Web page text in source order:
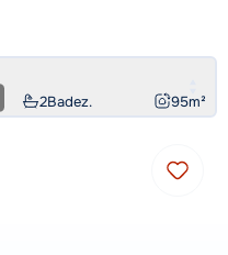
2Badez. 95m²